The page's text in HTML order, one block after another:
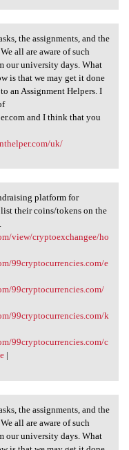
tasks,
the assignments, and the
all are aware of such
our university days. What
is that we may get it done
an Assignment Helpers. I
and I think that you
uk/
platform for
their coins/tokens on the
view/cryptoexchangee/ho
99cryptocurrencies.com/e
99cryptocurrencies.com/
99cryptocurrencies.com/k
99cryptocurrencies.com/c
|
tasks,
the assignments, and the
all are aware of such
our university days. What